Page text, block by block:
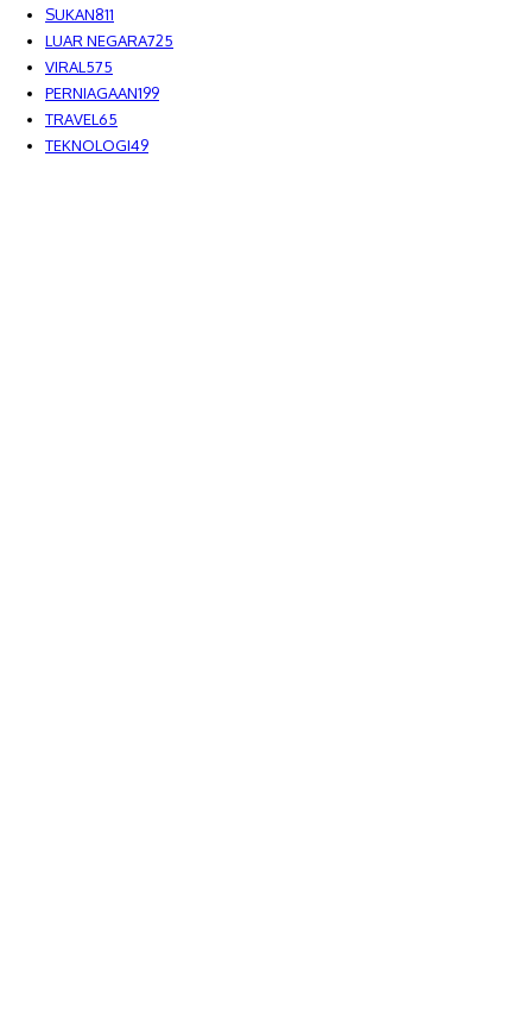
SUKAN811
LUAR NEGARA725
VIRAL575
PERNIAGAAN199
TRAVEL65
TEKNOLOGI49